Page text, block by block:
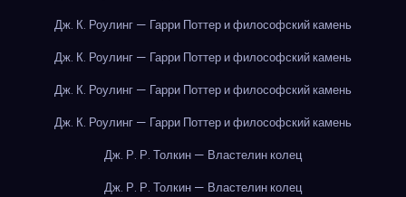
Дж. К. Роулинг — Гарри Поттер и философский камень
Дж. К. Роулинг — Гарри Поттер и философский камень
Дж. К. Роулинг — Гарри Поттер и философский камень
Дж. К. Роулинг — Гарри Поттер и философский камень
Дж. Р. Р. Толкин — Властелин колец
Дж. Р. Р. Толкин — Властелин колец